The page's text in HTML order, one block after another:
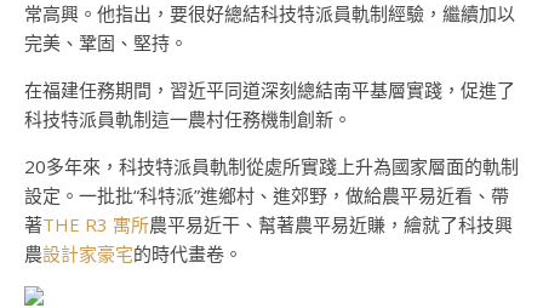
常高興。他指出，要很好總結科技特派員軌制經驗，繼續加以
完美、鞏固、堅持。
在福建任務期間，習近平同道深刻總結南平基層實踐，促進了
科技特派員軌制這一農村任務機制創新。
20多年來，科技特派員軌制從處所實踐上升為國家層面的軌制
設定。一批批“科特派”進鄉村、進郊野，做給農平易近看、帶
著THE R3 寓所農平易近干、幫著農平易近賺，繪就了科技興
農設計家豪宅的時代畫卷。